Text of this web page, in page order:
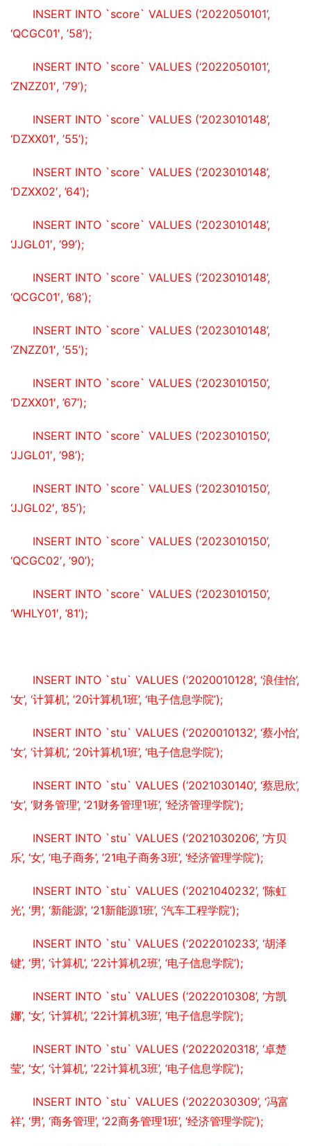
INSERT INTO `score` VALUES (‘2022050101’,
‘QCGC01′, ’58’);
INSERT INTO `score` VALUES (‘2022050101’,
‘ZNZZ01′, ’79’);
INSERT INTO `score` VALUES (‘2023010148’,
‘DZXX01′, ’55’);
INSERT INTO `score` VALUES (‘2023010148’,
‘DZXX02′, ’64’);
INSERT INTO `score` VALUES (‘2023010148’,
‘JJGL01′, ’99’);
INSERT INTO `score` VALUES (‘2023010148’,
‘QCGC01′, ’68’);
INSERT INTO `score` VALUES (‘2023010148’,
‘ZNZZ01′, ’55’);
INSERT INTO `score` VALUES (‘2023010150’,
‘DZXX01′, ’67’);
INSERT INTO `score` VALUES (‘2023010150’,
‘JJGL01′, ’98’);
INSERT INTO `score` VALUES (‘2023010150’,
‘JJGL02′, ’85’);
INSERT INTO `score` VALUES (‘2023010150’,
‘QCGC02′, ’90’);
INSERT INTO `score` VALUES (‘2023010150’,
‘WHLY01′, ’81’);
INSERT INTO `stu` VALUES (‘2020010128’, ‘浪佳怡’,
‘女’, ‘计算机’, ’20计算机1班’, ‘电子信息学院’);
INSERT INTO `stu` VALUES (‘2020010132’, ‘蔡小怡’,
‘女’, ‘计算机’, ’20计算机1班’, ‘电子信息学院’);
INSERT INTO `stu` VALUES (‘2021030140’, ‘蔡思欣’,
‘女’, ‘财务管理’, ’21财务管理1班’, ‘经济管理学院’);
INSERT INTO `stu` VALUES (‘2021030206’, ‘方贝
乐’, ‘女’, ‘电子商务’, ’21电子商务3班’, ‘经济管理学院’);
INSERT INTO `stu` VALUES (‘2021040232’, ‘陈虹
光’, ‘男’, ‘新能源’, ’21新能源1班’, ‘汽车工程学院’);
INSERT INTO `stu` VALUES (‘2022010233’, ‘胡泽
键’, ‘男’, ‘计算机’, ’22计算机2班’, ‘电子信息学院’);
INSERT INTO `stu` VALUES (‘2022010308’, ‘方凯
娜’, ‘女’, ‘计算机’, ’22计算机3班’, ‘电子信息学院’);
INSERT INTO `stu` VALUES (‘2022020318’, ‘卓楚
莹’, ‘女’, ‘计算机’, ’22计算机3班’, ‘电子信息学院’);
INSERT INTO `stu` VALUES (‘2022030309’, ‘冯富
祥’, ‘男’, ‘商务管理’, ’22商务管理1班’, ‘经济管理学院’);